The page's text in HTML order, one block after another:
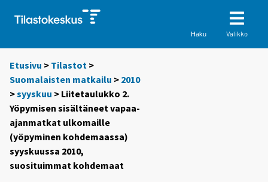
Haku Valikko
Etusivu > Tilastot >
Suomalaisten matkailu > 2010
>syyskuu > Liitetaulukko 2.
Yöpymisen sisältäneet vapaa-
ajanmatkat ulkomaille
(yöpyminen kohdemaassa)
syyskuussa 2010,
suosituimmat kohdemaat